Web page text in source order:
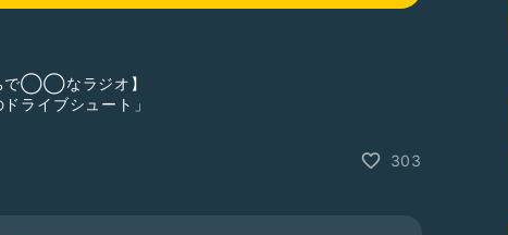
で◯◯なラジオ】
ライブシュート」
303